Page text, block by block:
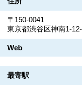
〒150-0041
東京都渋谷区神南1-
Web
最寄駅